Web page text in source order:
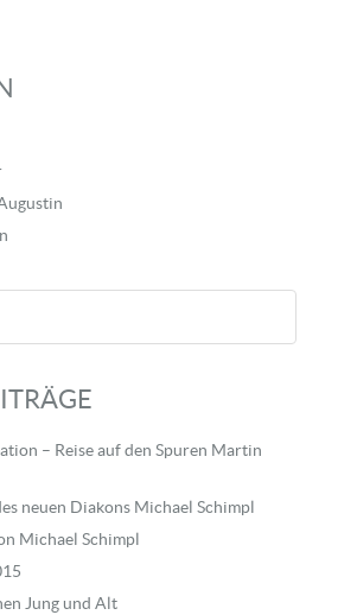
– Reise auf den Spuren Martin
neuen Diakons Michael Schimpl
Michael Schimpl
Jung und Alt